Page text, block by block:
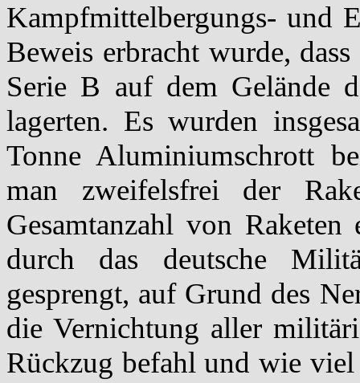
Kampfmittelbergungs- und
Beweis erbracht wurde,
Serie B auf dem Gelände
lagerten. Es wurden
Tonne Aluminiumschrott
man zweifelsfrei der
Gesamtanzahl von
durch das deutsche
gesprengt, auf Grund des
die Vernichtung aller
Rückzug befahl und wie